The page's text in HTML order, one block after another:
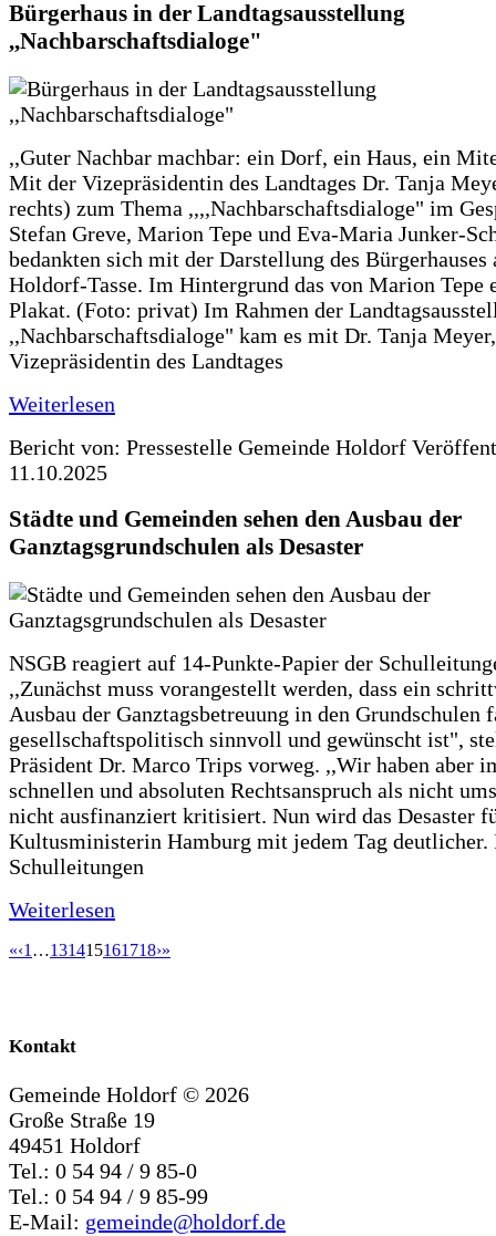
Bürgerhaus in der Landtagsausstellung
,,Nachbarschaftsdialoge"
,,Guter Nachbar machbar: ein Dorf, ein Haus, ein
Mit der Vizepräsidentin des Landtages Dr. Tanja
rechts) zum Thema ,,,,Nachbarschaftsdialoge" im
Stefan Greve, Marion Tepe und Eva-Maria Junker-
bedankten sich mit der Darstellung des Bürgerhauses
Holdorf-Tasse. Im Hintergrund das von Marion Tepe
Plakat. (Foto: privat) Im Rahmen der
,,Nachbarschaftsdialoge" kam es mit Dr. Tanja Meyer,
Vizepräsidentin des Landtages
Weiterlesen
Bericht von: Pressestelle Gemeinde Holdorf
11.10.2025
Städte und Gemeinden sehen den Ausbau der
Ganztagsgrundschulen als Desaster
NSGB reagiert auf 14-Punkte-Papier der
,,Zunächst muss vorangestellt werden, dass ein
Ausbau der Ganztagsbetreuung in den Grundschulen
gesellschaftspolitisch sinnvoll und gewünscht ist",
Präsident Dr. Marco Trips vorweg. ,,Wir haben aber
schnellen und absoluten Rechtsanspruch als nicht
nicht ausfinanziert kritisiert. Nun wird das Desaster
Kultusministerin Hamburg mit jedem Tag deutlicher.
Schulleitungen
Weiterlesen
«‹1 …131415161718›»
Kontakt
Gemeinde Holdorf © 2026
Große Straße 19
49451 Holdorf
Tel.: 0 54 94 / 9 85-0
Tel.: 0 54 94 / 9 85-99
E-Mail: gemeinde@holdorf.de